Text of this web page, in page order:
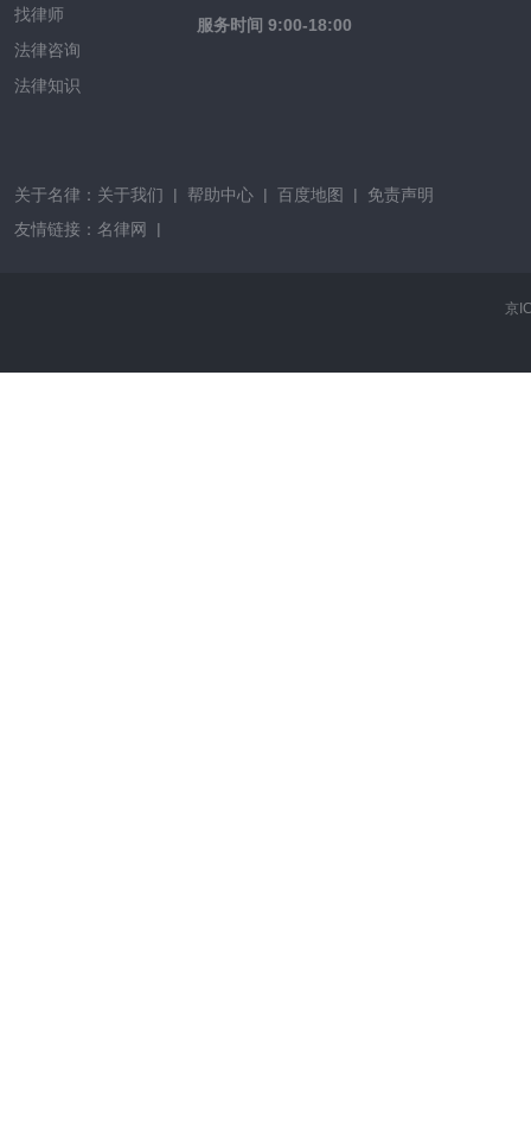
找律师
法律咨询
法律知识
服务时间 9:00-18:00
关于名律： 关于我们 | 帮助中心 | 百度地图 |
免责声明
友情链接： 名律网 |
京